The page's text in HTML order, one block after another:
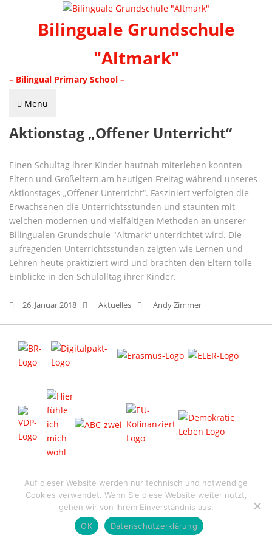
Bilinguale Grundschule
"Altmark"
– Bilingual Primary School –
Menü
Aktionstag „Offener Unterricht“
Einen Schultag ihrer Kinder hautnah miterleben konnten
Eltern und Großeltern am heutigen Freitag während unseres
Aktionstages „Offener Unterricht“. Fasziniert verfolgten die
Erwachsenen die Unterrichtsstunden und staunten mit
welchen modernen und vielfältigen Methoden an unserer
Bilingualen Grundschule "Altmark“ unterrichtet wird. Die
aufregenden Unterrichtsstunden zeigten wie Lernen und
Lehren heute praktiziert wird und brachten den Eltern tolle
Einblicke in den Schulalltag ihrer Kinder.
26. Januar 2018 Aktuelles Andy Zimmer
© 2026 Bilinguale Grundschule "Altmark" - designed by Hey_Marten
Datenschutz Impressum
Auf dieser Website werden nur technisch und notwendige
Cookies verwendet. Wenn Sie diese Website weiter nutzt,
gehen wir von Ihrem Einverständnis aus.
OK
Datenschutzerklärung